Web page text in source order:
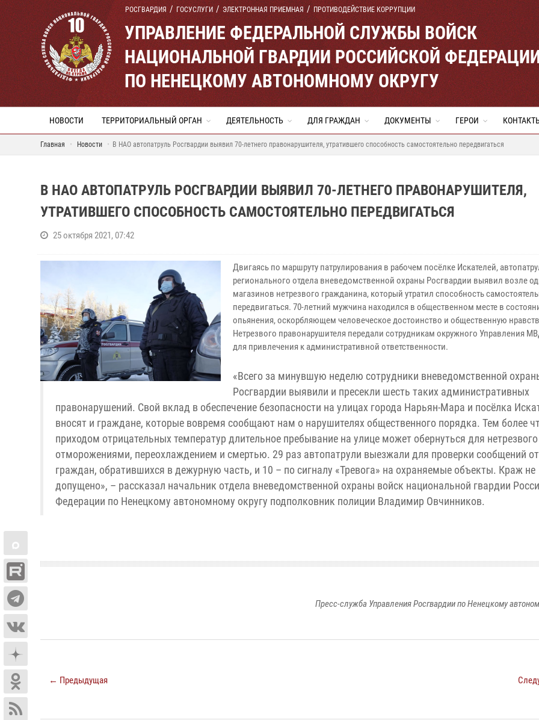
РОСГВАРДИЯ ГОСУСЛУГИ ЭЛЕКТРОННАЯ ПРИЕМНАЯ ПРОТИВОДЕЙСТВИЕ КОРРУПЦИИ
УПРАВЛЕНИЕ ФЕДЕРАЛЬНОЙ СЛУЖБЫ ВОЙСК
НАЦИОНАЛЬНОЙ ГВАРДИИ РОССИЙСКОЙ
ПО НЕНЕЦКОМУ АВТОНОМНОМУ ОКРУГУ
НОВОСТИ ТЕРРИТОРИАЛЬНЫЙ ОРГАН ДЕЯТЕЛЬНОСТЬ ДЛЯ ГРАЖДАН ДОКУМЕНТЫ ГЕРОИ
Главная Новости В НАО автопатруль Росгвардии выявил 70-летнего правонарушителя, утратившего способность самостоятельно передвигаться
В НАО АВТОПАТРУЛЬ РОСГВАРДИИ ВЫЯВИЛ 70-ЛЕТНЕГО ПРАВОНАРУШИТЕЛЯ,
УТРАТИВШЕГО СПОСОБНОСТЬ САМОСТОЯТЕЛЬНО ПЕРЕДВИГАТЬСЯ
25 октября 2021, 07:42
Двигаясь по маршруту патрулирования в рабочем посёлке Искателей,
регионального отдела вневедомственной охраны Росгвардии выявил возле
магазинов нетрезвого гражданина, который утратил способность
передвигаться. 70-летний мужчина находился в общественном месте в
опьянения, оскорбляющем человеческое достоинство и общественную
Нетрезвого правонарушителя передали сотрудникам окружного Управления
для привлечения к административной ответственности.
«Всего за минувшую неделю сотрудники вневедомственной
Росгвардии выявили и пресекли шесть таких административных
правонарушений. Свой вклад в обеспечение безопасности на улицах города Нарьян-Мара и посёлка
вносят и граждане, которые вовремя сообщают нам о нарушителях общественного порядка. Тем более
приходом отрицательных температур длительное пребывание на улице может обернуться для нетрезвого
отморожениями, переохлаждением и смертью. 29 раз автопатрули выезжали для проверки сообщений от
граждан, обратившихся в дежурную часть, и 10 – по сигналу «Тревога» на охраняемые объекты. Краж не
допущено», – рассказал начальник отдела вневедомственной охраны войск национальной гвардии
Федерации по Ненецкому автономному округу подполковник полиции Владимир Овчинников.
Пресс-служба Управления Росгвардии по Ненецкому
← Предыдущая